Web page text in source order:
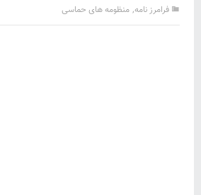
فرامرز نامه, منظومه های حماسی